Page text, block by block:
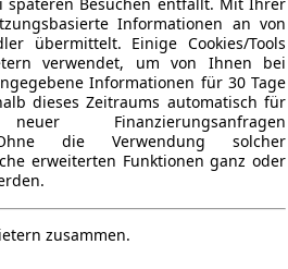
Informationen an von
übermittelt. Einige Cookies/Tools
verwendet, um von Ihnen bei
Informationen für 30 Tage
dieses Zeitraums automatisch für
Finanzierungsanfragen
Ohne die Verwendung solcher
erweiterten Funktionen ganz oder
zusammen.